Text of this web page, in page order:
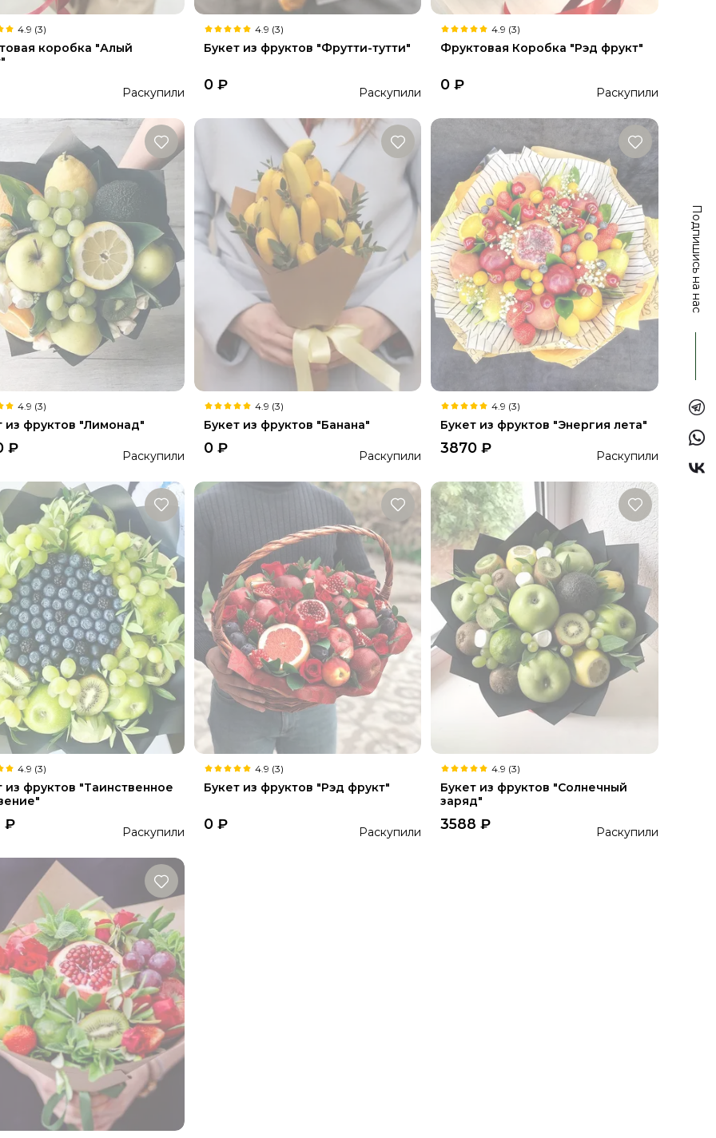
4.9 (3)
коробка "Алый
Раскупили
4.9 (3)
Букет из фруктов "Фрутти-тутти"
0 ₽ Раскупили
4.9 (3)
Фруктовая Коробка "Рэд фрукт"
0 ₽ Раскупили
4.9 (3)
из фруктов "Лимонад"
₽ Раскупили
4.9 (3)
Букет из фруктов "Банана"
0 ₽ Раскупили
4.9 (3)
Букет из фруктов "Энергия лета"
3870 ₽ Раскупили
4.9 (3)
из фруктов "Таинственное
₽ Раскупили
4.9 (3)
Букет из фруктов "Рэд фрукт"
0 ₽ Раскупили
4.9 (3)
Букет из фруктов "Солнечный
заряд"
3588 ₽ Раскупили
Подпишись на нас